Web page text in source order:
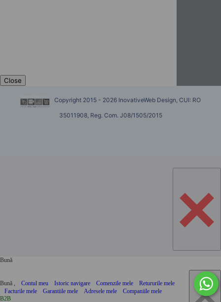
Close
Copyright 2015 - 2026 InovativeWeb Design, CUI: RO
35011908, Reg. Com. J08/1505/2015
×
Bună
Bună , Contul meu Istoric navigare Comenzile mele
Retururile mele
Facturile mele
Garantiile mele Adresele mele
Companiile mele
B2B